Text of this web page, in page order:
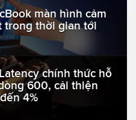
màn hình cảm
trong thời gian tới
chính thức hỗ
600, cải thiện
4%